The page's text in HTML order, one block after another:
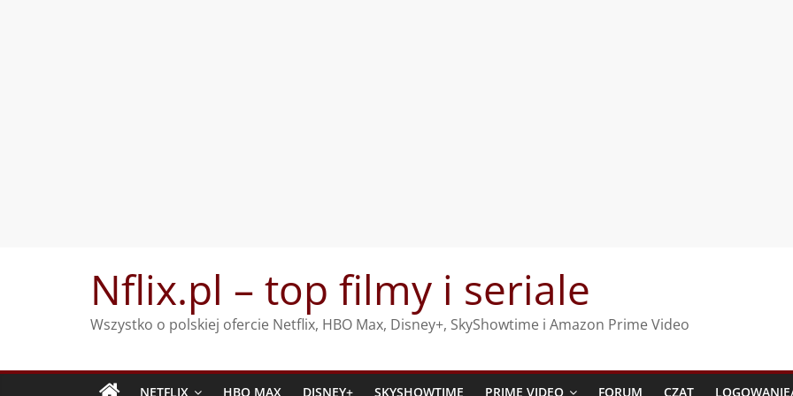
Nflix.pl – top filmy i seriale
Wszystko o polskiej ofercie Netflix, HBO Max, Disney+, SkyShowtime i Amazon Prime Video
NETFLIX HBO MAX DISNEY+ SKYSHOWTIME PRIME VIDEO FORUM CZAT